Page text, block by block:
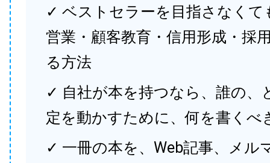
✓ ベストセラーを目指さなくて
営業・顧客教育・信用形成・採
る方法
✓ 自社が本を持つなら、誰の、
定を動かすために、何を書くべ
✓ 一冊の本を、Web記事、メル